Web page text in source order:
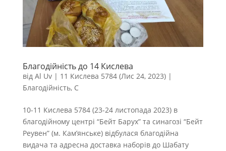
Благодійність до 14 Кислева
від Al Uv| 11 Кислева 5784 (Лис 24, 2023)|
Благодійність, С
10-11 Кислева 5784 (23-24 листопада 2023) в
благодійному центрі “Бейт Барух” та синагозі “Бейт
Реувен” (м. Кам’янське) відбулася благодійна
видача та адресна доставка наборів до Шабату